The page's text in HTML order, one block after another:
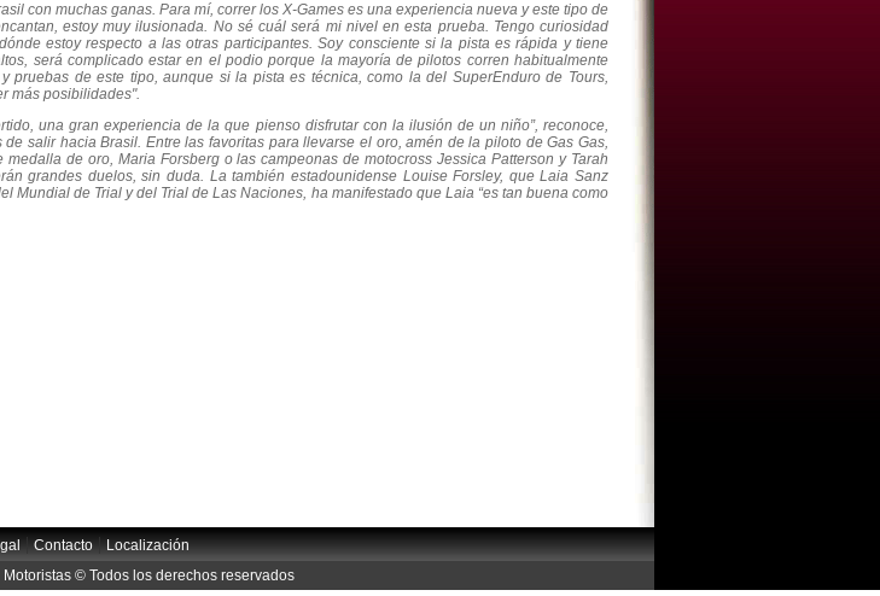
con muchas ganas. Para mí, correr los X-Games es una experiencia nueva y este tipo de
estoy muy ilusionada. No sé cuál será mi nivel en esta prueba. Tengo curiosidad
estoy respecto a las otras participantes. Soy consciente si la pista es rápida y tiene
será complicado estar en el podio porque la mayoría de pilotos corren habitualmente
pruebas de este tipo, aunque si la pista es técnica, como la del SuperEnduro de Tours,
más posibilidades".
una gran experiencia de la que pienso disfrutar con la ilusión de un niño”, reconoce,
de salir hacia Brasil. Entre las favoritas para llevarse el oro, amén de la piloto de Gas Gas,
medalla de oro, Maria Forsberg o las campeonas de motocross Jessica Patterson y Tarah
grandes duelos, sin duda. La también estadounidense Louise Forsley, que Laia Sanz
de Trial y del Trial de Las Naciones, ha manifestado que Laia “es tan buena como
|Contacto|Localización
© Todos los derechos reservados